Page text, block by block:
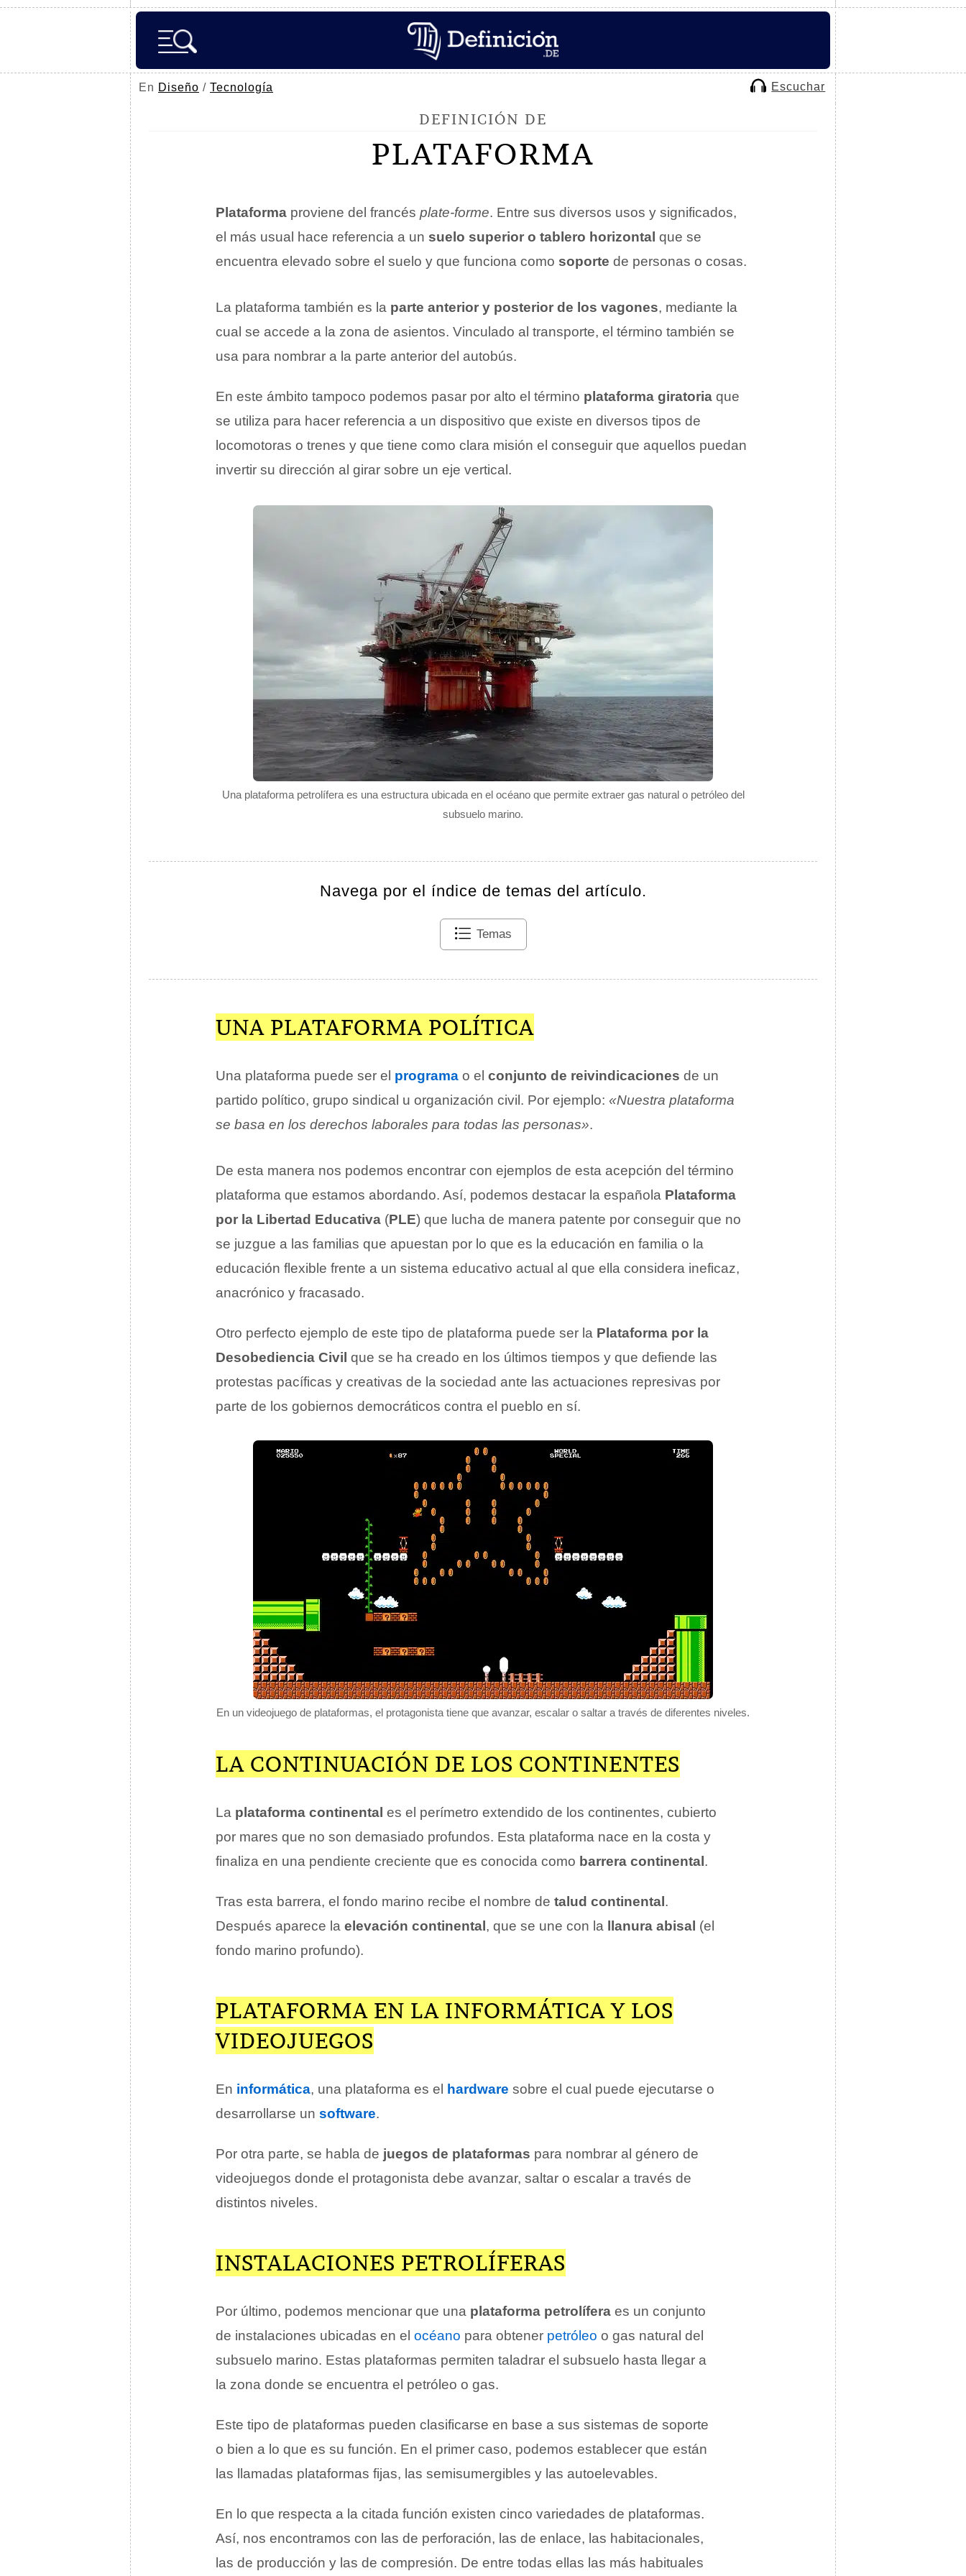
En Diseño / Tecnología Escuchar
DEFINICIÓN DE
PLATAFORMA
Una plataforma petrolífera es una estructura ubicada en el océano que permite extraer gas natural o petróleo del
subsuelo marino.
Plataforma proviene del francés plate-forme. Entre sus diversos usos y significados,
el más usual hace referencia a un suelo superior o tablero horizontal que se
encuentra elevado sobre el suelo y que funciona como soporte de personas o cosas.
La plataforma también es la parte anterior y posterior de los vagones, mediante la
cual se accede a la zona de asientos. Vinculado al transporte, el término también se
usa para nombrar a la parte anterior del autobús.
En este ámbito tampoco podemos pasar por alto el término plataforma giratoria que
se utiliza para hacer referencia a un dispositivo que existe en diversos tipos de
locomotoras o trenes y que tiene como clara misión el conseguir que aquellos puedan
invertir su dirección al girar sobre un eje vertical.
Navega por el índice de temas del artículo.
Temas
UNA PLATAFORMA POLÍTICA
Una plataforma puede ser el programa o el conjunto de reivindicaciones de un
partido político, grupo sindical u organización civil. Por ejemplo: «Nuestra plataforma
se basa en los derechos laborales para todas las personas».
De esta manera nos podemos encontrar con ejemplos de esta acepción del término
plataforma que estamos abordando. Así, podemos destacar la española Plataforma
por la Libertad Educativa (PLE) que lucha de manera patente por conseguir que no
se juzgue a las familias que apuestan por lo que es la educación en familia o la
educación flexible frente a un sistema educativo actual al que ella considera ineficaz,
anacrónico y fracasado.
Otro perfecto ejemplo de este tipo de plataforma puede ser la Plataforma por la
Desobediencia Civil que se ha creado en los últimos tiempos y que defiende las
protestas pacíficas y creativas de la sociedad ante las actuaciones represivas por
parte de los gobiernos democráticos contra el pueblo en sí.
En un videojuego de plataformas, el protagonista tiene que avanzar, escalar o saltar a través de diferentes niveles.
LA CONTINUACIÓN DE LOS CONTINENTES
La plataforma continental es el perímetro extendido de los continentes, cubierto
por mares que no son demasiado profundos. Esta plataforma nace en la costa y
finaliza en una pendiente creciente que es conocida como barrera continental .
Tras esta barrera, el fondo marino recibe el nombre de talud continental .
Después aparece la elevación continental , que se une con la llanura abisal (el
fondo marino profundo).
PLATAFORMA EN LA INFORMÁTICA Y LOS
VIDEOJUEGOS
En informática, una plataforma es el hardware sobre el cual puede ejecutarse o
desarrollarse un software.
Por otra parte, se habla de juegos de plataformas para nombrar al género de
videojuegos donde el protagonista debe avanzar, saltar o escalar a través de
distintos niveles.
INSTALACIONES PETROLÍFERAS
Por último, podemos mencionar que una plataforma petrolífera es un conjunto
de instalaciones ubicadas en el océano para obtener petróleo o gas natural del
subsuelo marino. Estas plataformas permiten taladrar el subsuelo hasta llegar a
la zona donde se encuentra el petróleo o gas.
Este tipo de plataformas pueden clasificarse en base a sus sistemas de soporte
o bien a lo que es su función. En el primer caso, podemos establecer que están
las llamadas plataformas fijas, las semisumergibles y las autoelevables.
En lo que respecta a la citada función existen cinco variedades de plataformas.
Así, nos encontramos con las de perforación, las de enlace, las habitacionales,
las de producción y las de compresión. De entre todas ellas las más habituales